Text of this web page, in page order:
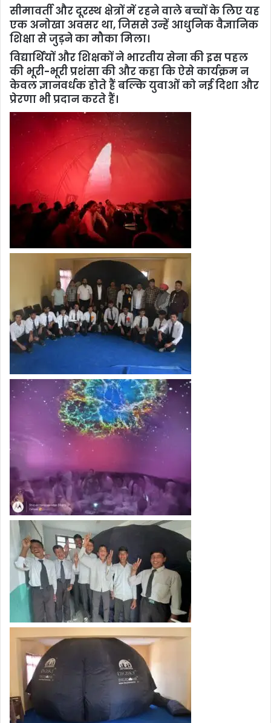
सीमावर्ती और दूरस्थ क्षेत्रों में रहने वाले बच्चों के लिए यह
एक अनोखा अवसर था, जिससे उन्हें आधुनिक वैज्ञानिक
शिक्षा से जुड़ने का मौका मिला।
विद्यार्थियों और शिक्षकों ने भारतीय सेना की इस पहल
की भूरी-भूरी प्रशंसा की और कहा कि ऐसे कार्यक्रम न
केवल ज्ञानवर्धक होते हैं बल्कि युवाओं को नई दिशा और
प्रेरणा भी प्रदान करते हैं।